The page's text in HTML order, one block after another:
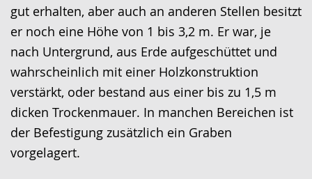
gut erhalten, aber auch an anderen Stellen besitzt
er noch eine Höhe von 1 bis 3,2 m. Er war, je
nach Untergrund, aus Erde aufgeschüttet und
wahrscheinlich mit einer Holzkonstruktion
verstärkt, oder bestand aus einer bis zu 1,5 m
dicken Trockenmauer. In manchen Bereichen ist
der Befestigung zusätzlich ein Graben
vorgelagert.